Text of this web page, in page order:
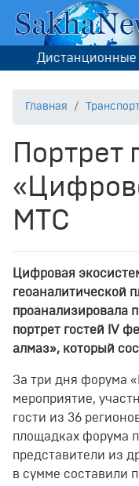
Дистанционные
Главная
Портрет
МТС
Цифровая
геоаналитической
проанализировала
портрет гостей IV
алмаз», который
За три дня форума
мероприятие,
гости из 36
площадках форума
представители из
в сумме составили